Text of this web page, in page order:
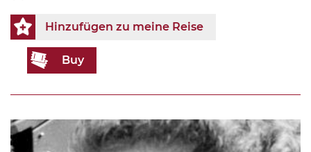
Hinzufügen zu meine Reise
Buy